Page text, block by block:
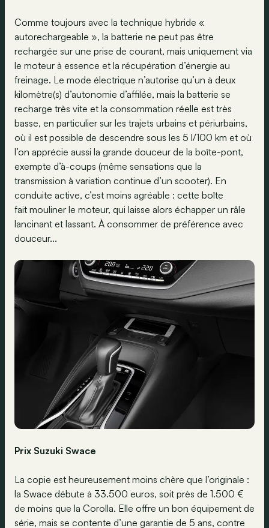
Comme toujours avec la technique hybride «
autorechargeable », la batterie ne peut pas être
rechargée sur une prise de courant, mais uniquement via
le moteur à essence et la récupération d’énergie au
freinage. Le mode électrique n’autorise qu’un à deux
kilomètre(s) d’autonomie d’affilée, mais la batterie se
recharge très vite et la consommation réelle est très
basse, en particulier sur les trajets urbains et périurbains,
où il est possible de descendre sous les 5 l/100 km et où
l’on apprécie aussi la grande douceur de la boîte-pont,
exempte d’à-coups (même sensations que la
transmission à variation continue d’un scooter). En
conduite active, c’est moins agréable : cette boîte
fait mouliner le moteur, qui laisse alors échapper un râle
lancinant et lassant. À consommer de préférence avec
douceur...
Prix Suzuki Swace
La copie est heureusement moins chère que l’originale :
la Swace débute à 33.500 euros, soit près de 1.500 €
de moins que la Corolla. Elle offre un bon équipement de
série, mais se contente d’une garantie de 5 ans, contre